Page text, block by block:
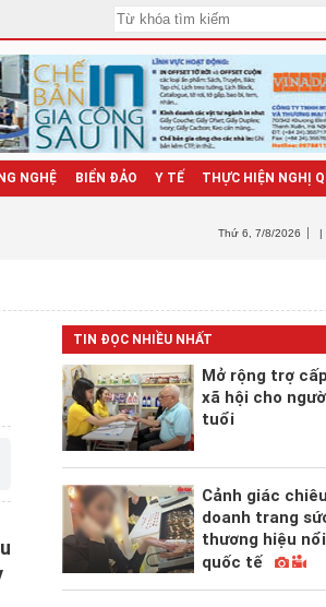
NGHỆ BIỂN ĐẢO Y TẾ THỰC HIỆN NGHỊ
Thứ 6 , 7/8/2026 |
TIN ĐỌC NHIỀU NHẤT
Mở rộng trợ
xã hội cho
tuổi
Cảnh giác
doanh trang
thương hiệu
quốc tế